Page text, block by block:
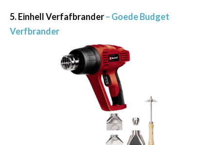
5. Einhell Verfafbrander– Goede Budget
Verfbrander